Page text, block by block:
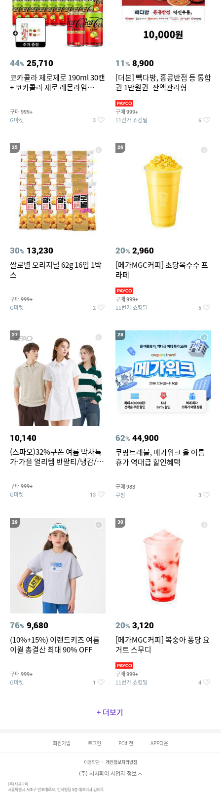
44% 25,710
코카콜라 제로제로 190ml 30캔
+ 코카콜라 제로 레몬라임
티커 세트
구매 999+
G마켓 3
11% 8,900
[더본] 빽다방, 홍콩반점 등 통합
권 1만원권_잔액관리형
구매 999+
11번가 쇼킹딜 6
25
30% 13,230
쌀로별 오리지널 62g 16입 1박
스
구매 999+
G마켓 2
26
20% 2,960
[메가MGC커피] 초당옥수수 프
라페
구매 999+
11번가 쇼킹딜 5
27
10,140
(스파오)32%쿠폰 여름 막차특
가·가을 얼리템 반팔티/냉감/반
건 외 ~74%OFF
구매 999+
G마켓 13
28
62% 44,900
쿠팡트래블, 메가위크 올 여름
휴가 역대급 할인혜택
구매 983
쿠팡 3
29
76% 9,680
(10%+15%) 이랜드키즈 여름
이월 총결산 최대 90% OFF
구매 999+
G마켓 1
30
20% 3,120
[메가MGC커피] 복숭아 퐁당 요
거트 스무디
구매 999+
11번가 쇼킹딜 4
+ 더보기
회원가입 로그인 PC버전 APP다운
이용약관 개인정보처리방침
(주) 서치파이 사업자 정보
(주)서치파이
서울특별시 서초구 반포대로88, 반석빌딩 5층 대표이사 김태묵